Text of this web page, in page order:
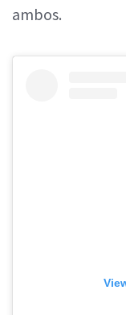
ambos.